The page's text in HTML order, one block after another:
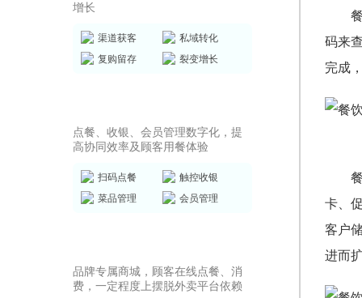
增长
渠道获客
私域转化
复购留存
裂变增长
点餐、收银、会员管理数字化，提
高协同效率及顾客用餐体验
扫码点餐
触控收银
菜品管理
会员管理
品牌专属商城，顾客在线点餐、消
费，一定程度上摆脱外卖平台依赖
码来
完成
卡、
客户
进而